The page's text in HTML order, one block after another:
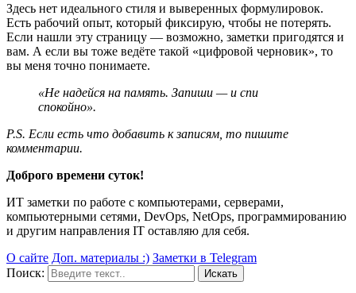
Здесь нет идеального стиля и выверенных формулировок.
Есть рабочий опыт, который фиксирую, чтобы не потерять.
Если нашли эту страницу — возможно, заметки пригодятся и
вам. А если вы тоже ведёте такой «цифровой черновик», то
вы меня точно понимаете.
«Не надейся на память. Запиши — и спи
спокойно».
P.S. Если есть что добавить к записям, то пишите
комментарии.
Доброго времени суток!
ИТ заметки по работе с компьютерами, серверами,
компьютерными сетями, DevOps, NetOps, программированию
и другим направления IT оставляю для себя.
О сайте Доп. материалы :) Заметки в Telegram
Поиск: